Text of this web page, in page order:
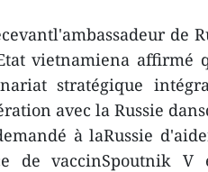
de
vietnamiena affirmé
stratégique
avec la Russie
à laRussie
de vaccinSpoutnik